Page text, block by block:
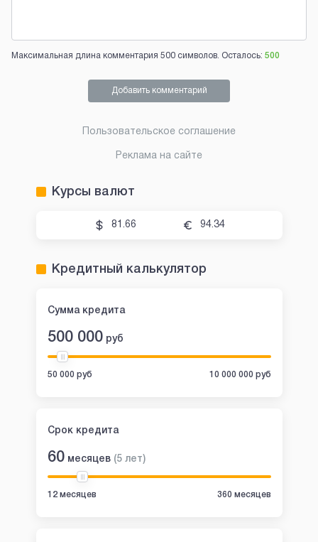
Максимальная длина комментария 500 символов. Осталось: 500
Добавить комментарий
Пользовательское соглашение
Реклама на сайте
Курсы валют
81.66 94.34
Кредитный калькулятор
Сумма кредита
500 000 руб
50 000 руб 10 000 000 руб
Срок кредита
60 месяцев (5 лет)
12 месяцев 360 месяцев